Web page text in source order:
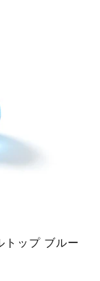
トップ ブルー